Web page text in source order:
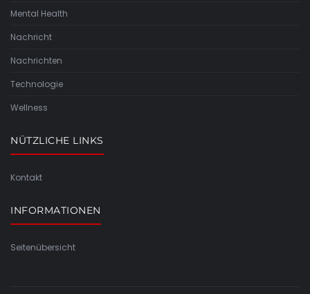
Mental Health
Nachricht
Nachrichten
Technologie
Wellness
NÜTZLICHE LINKS
Kontakt
INFORMATIONEN
Seitenübersicht